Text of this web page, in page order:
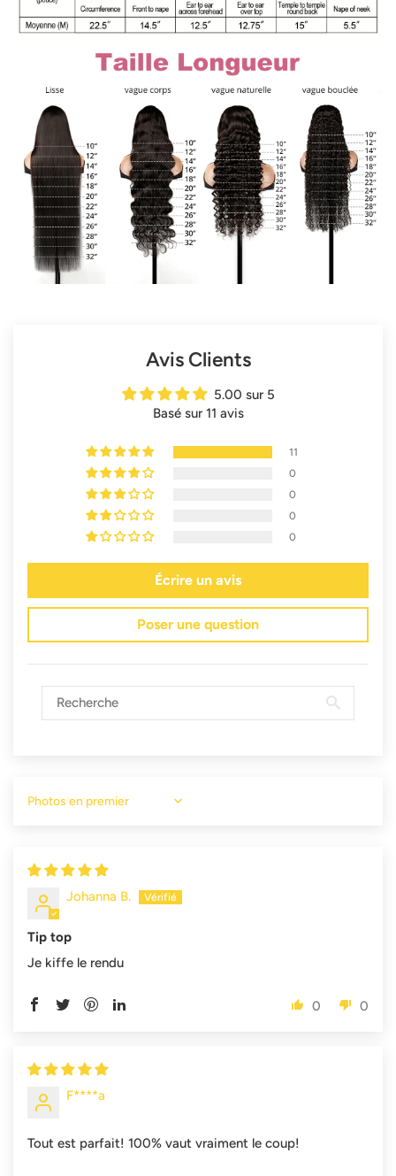
Avis Clients
5.00 sur 5
Basé sur 11 avis
11
0
0
0
0
Écrire un avis
Poser une question
Sort by
Johanna B.
Tip top
Je kiffe le rendu
0 0
F****a
Tout est parfait! 100% vaut vraiment le coup!